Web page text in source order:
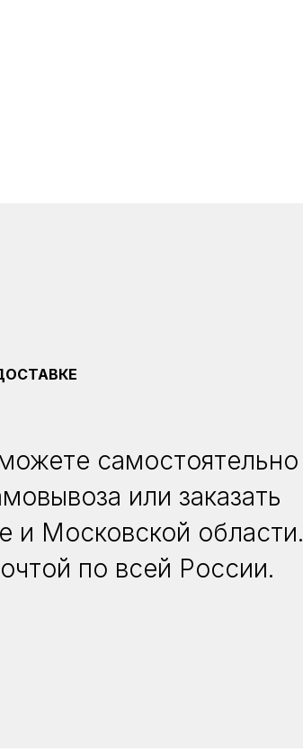
самостоятельно
или заказать
и Московской области.
по всей России.